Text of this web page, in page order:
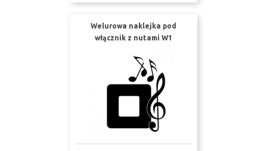
Welurowa naklejka pod
włącznik z nutami W1